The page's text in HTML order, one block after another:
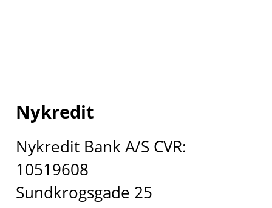
Nykredit
Nykredit Bank A/S CVR:
10519608
Sundkrogsgade 25